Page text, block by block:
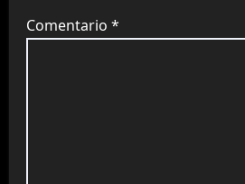
Comentario *